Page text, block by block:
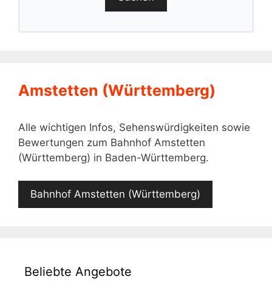
Amstetten (Württemberg)
Alle wichtigen Infos, Sehenswürdigkeiten sowie
Bewertungen zum Bahnhof Amstetten
(Württemberg) in Baden-Württemberg.
Bahnhof Amstetten (Württemberg)
Beliebte Angebote